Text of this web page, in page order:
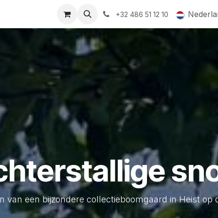
QR-labels Leifruit Subsidiedossiers
+32 486 51 12 10
van een bijzondere collectieboomgaard in Heist op